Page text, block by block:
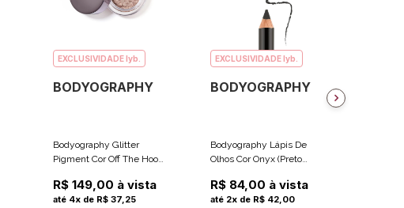
EXCLUSIVIDADE lyb.
BODYOGRAPHY
Bodyography Glitter
Pigment Cor Off The Hook
R$ 149,00 à vista
até 4x de R$ 37,25
EXCLUSIVIDADE lyb.
BODYOGRAPHY
Bodyography Lápis De
Olhos Cor Onyx (Preto
R$ 84,00 à vista
até 2x de R$ 42,00